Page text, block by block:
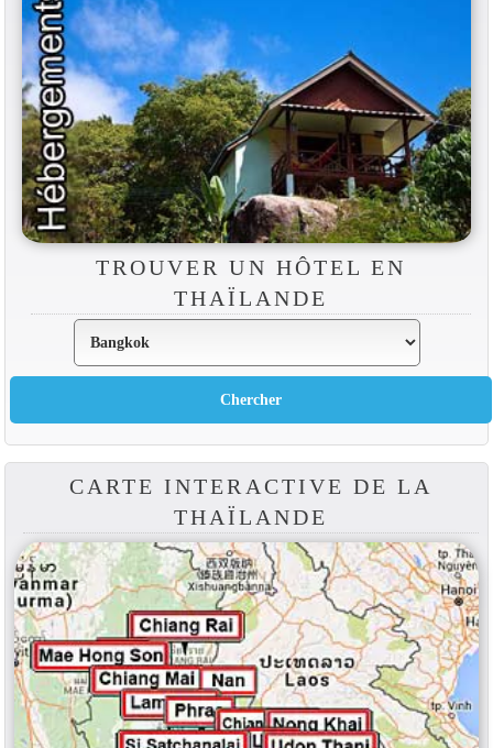
TROUVER UN HÔTEL EN
THAÏLANDE
CARTE INTERACTIVE DE LA
THAÏLANDE